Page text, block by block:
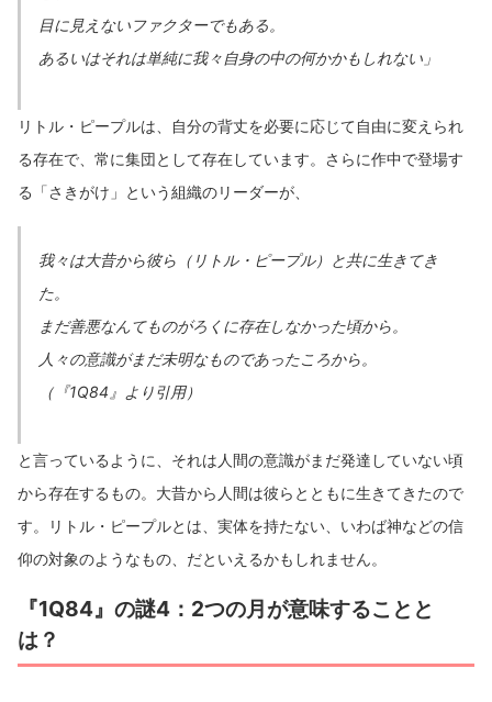
目に見えないファクターでもある。
あるいはそれは単純に我々自身の中の何かかもしれない」
リトル・ピープルは、自分の背丈を必要に応じて自由に変えられ
る存在で、常に集団として存在しています。さらに作中で登場す
る「さきがけ」という組織のリーダーが、
我々は大昔から彼ら（リトル・ピープル）と共に生きてき
た。
まだ善悪なんてものがろくに存在しなかった頃から。
人々の意識がまだ未明なものであったころから。
（『1Q84』より引用）
と言っているように、それは人間の意識がまだ発達していない頃
から存在するもの。大昔から人間は彼らとともに生きてきたので
す。リトル・ピープルとは、実体を持たない、いわば神などの信
仰の対象のようなもの、だといえるかもしれません。
『1Q84』の謎4：2つの月が意味することと
は？